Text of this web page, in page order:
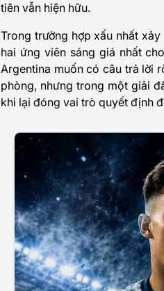
tiên vẫn hiện hữu.
Trong trường hợp xấu nhất
hai ứng viên sáng giá nhất
Argentina muốn có câu trả lời
phòng, nhưng trong một giải
khi lại đóng vai trò quyết định